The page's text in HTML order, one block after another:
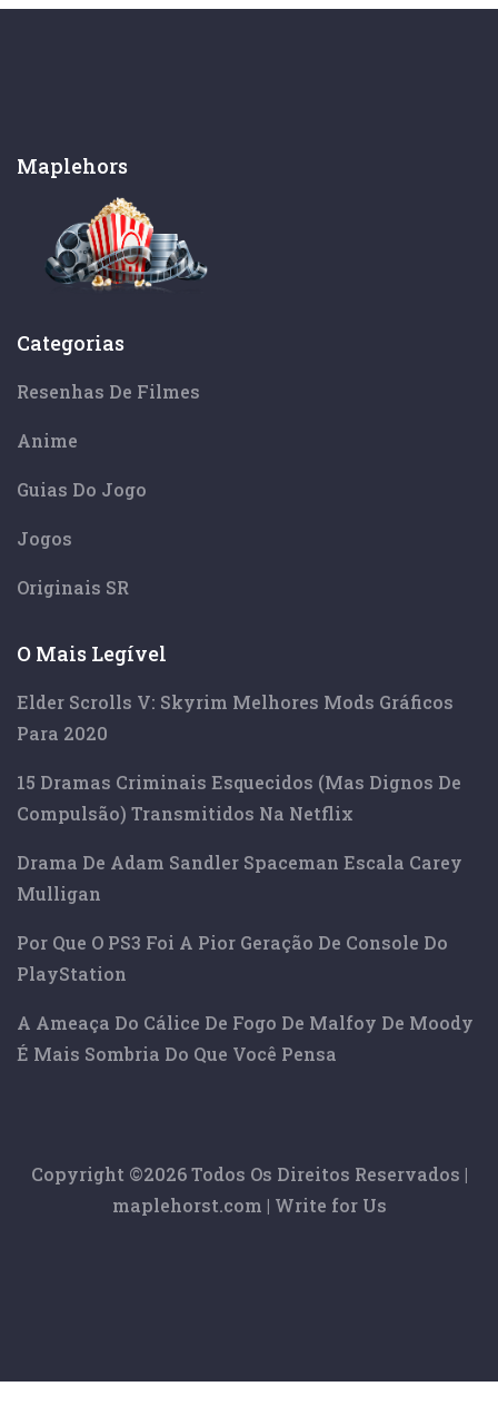
Maplehors
Categorias
Resenhas De Filmes
Anime
Guias Do Jogo
Jogos
Originais SR
O Mais Legível
Elder Scrolls V: Skyrim Melhores Mods Gráficos
Para 2020
15 Dramas Criminais Esquecidos (mas Dignos De
Compulsão) Transmitidos Na Netflix
Drama De Adam Sandler Spaceman Escala Carey
Mulligan
Por Que O PS3 Foi A Pior Geração De Console Do
PlayStation
A Ameaça Do Cálice De Fogo De Malfoy De Moody
É Mais Sombria Do Que Você Pensa
Copyright ©2026 Todos Os Direitos Reservados |
maplehorst.com | Write for Us